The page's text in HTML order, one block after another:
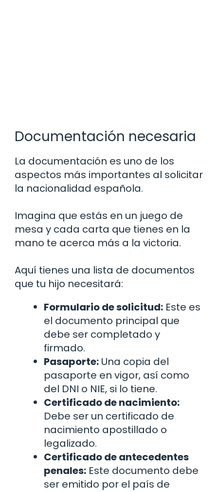
Documentación necesaria
La documentación es uno de los
aspectos más importantes al solicitar
la nacionalidad española.
Imagina que estás en un juego de
mesa y cada carta que tienes en la
mano te acerca más a la victoria.
Aquí tienes una lista de documentos
que tu hijo necesitará:
Formulario de solicitud: Este es
el documento principal que
debe ser completado y
firmado.
Pasaporte: Una copia del
pasaporte en vigor, así como
del DNI o NIE, si lo tiene.
Certificado de nacimiento:
Debe ser un certificado de
nacimiento apostillado o
legalizado.
Certificado de antecedentes
penales: Este documento debe
ser emitido por el país de